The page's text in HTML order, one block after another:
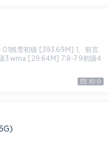
3.wma [29.64M] 7.8-7.9初级4.
10.0